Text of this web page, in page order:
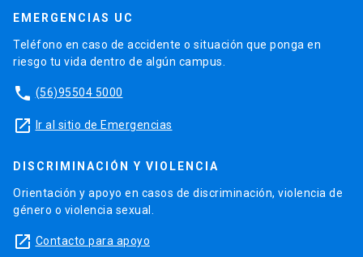
EMERGENCIAS UC
Teléfono en caso de accidente o situación que ponga en
riesgo tu vida dentro de algún campus.
phone (56)95504 5000
launch Ir al sitio de Emergencias
DISCRIMINACIÓN Y VIOLENCIA
Orientación y apoyo en casos de discriminación, violencia de
género o violencia sexual.
launch Contacto para apoyo